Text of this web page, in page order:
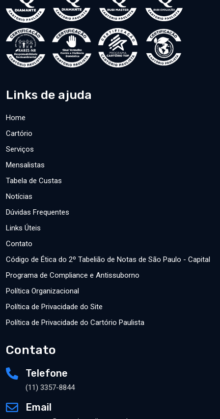
Links de ajuda
Home
Cartório
Serviços
Mensalistas
Tabela de Custas
Notícias
Dúvidas Frequentes
Links Úteis
Contato
Código de Ética do 2º Tabelião de Notas de São Paulo - Capital
Programa de Compliance e Antissuborno
Política Organizacional
Política de Privacidade do Site
Política de Privacidade do Cartório Paulista
Contato
Telefone
(11) 3357-8844
Email